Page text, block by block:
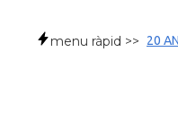
menu ràpid >> 20